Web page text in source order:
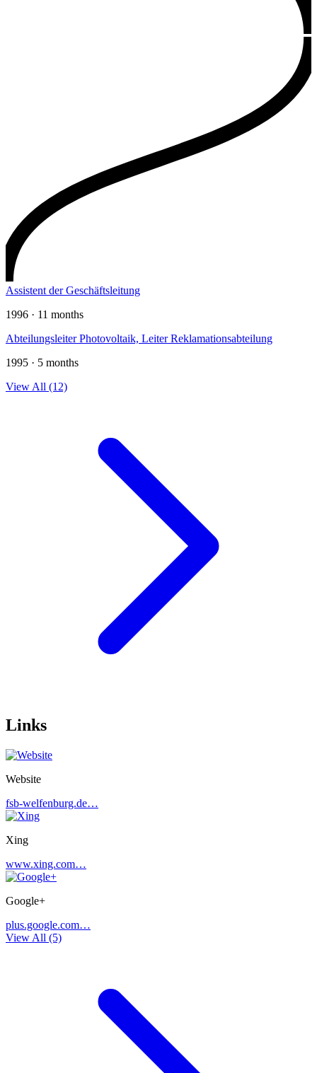
Assistent der Geschäftsleitung
1996 · 11 months
Abteilungsleiter Photovoltaik, Leiter Reklamationsabteilung
1995 · 5 months
View All (12)
Links
Website
fsb-welfenburg.de…
Xing
www.xing.com…
Google+
plus.google.com…
View All (5)